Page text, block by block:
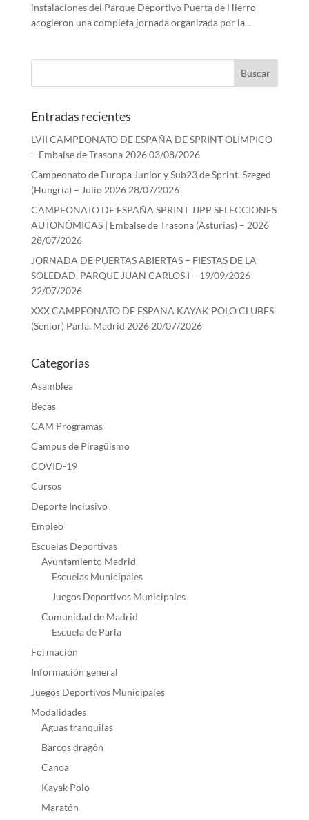
instalaciones del Parque Deportivo Puerta de Hierro
acogieron una completa jornada organizada por la...
Entradas recientes
LVII CAMPEONATO DE ESPAÑA DE SPRINT OLÍMPICO
– Embalse de Trasona 202603/08/2026
Campeonato de Europa Junior y Sub23 de Sprint, Szeged
(Hungría) – Julio 2026 28/07/2026
CAMPEONATO DE ESPAÑA SPRINT JJPP SELECCIONES
AUTONÓMICAS | Embalse de Trasona (Asturias) – 2026
28/07/2026
JORNADA DE PUERTAS ABIERTAS – FIESTAS DE LA
SOLEDAD, PARQUE JUAN CARLOS I – 19/09/2026
22/07/2026
XXX CAMPEONATO DE ESPAÑA KAYAK POLO CLUBES
(Senior) Parla, Madrid 2026 20/07/2026
Categorías
Asamblea
Becas
CAM Programas
Campus de Piragüismo
COVID-19
Cursos
Deporte Inclusivo
Empleo
Escuelas Deportivas
Ayuntamiento Madrid
Escuelas Municipales
Juegos Deportivos Municipales
Comunidad de Madrid
Escuela de Parla
Formación
Información general
Juegos Deportivos Municipales
Modalidades
Aguas tranquilas
Barcos dragón
Canoa
Kayak Polo
Maratón